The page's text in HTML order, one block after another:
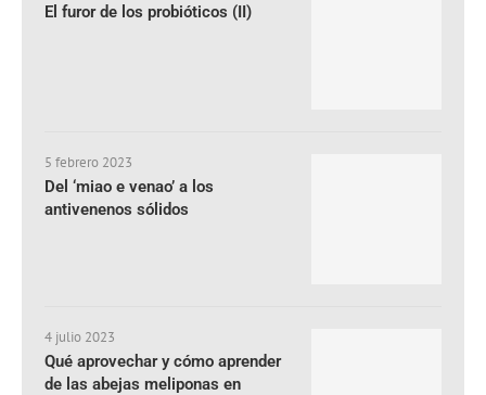
El furor de los probióticos (II)
5 febrero 2023
Del ‘miao e venao’ a los
antivenenos sólidos
4 julio 2023
Qué aprovechar y cómo aprender
de las abejas meliponas en